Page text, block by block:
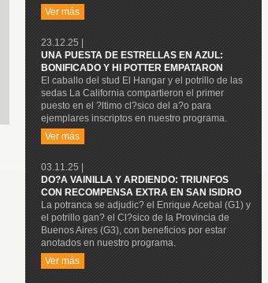
Ver más
23.12.25 |
UNA PUESTA DE ESTRELLAS EN AZUL:
BONIFICADO Y HI POTTER EMPATARON
El caballo del stud El Hangar y el potrillo de las
sedas La California compartieron el primer
puesto en el ?ltimo cl?sico del a?o para
ejemplares inscriptos en nuestro programa.
Ver más
03.11.25 |
DO?A VAINILLA Y ARDIENDO: TRIUNFOS
CON RECOMPENSA EXTRA EN SAN ISIDRO
La potranca se adjudic? el Enrique Acebal (G1) y
el potrillo gan? el Cl?sico de la Provincia de
Buenos Aires (G3), con beneficios por estar
anotados en nuestro programa.
Ver más